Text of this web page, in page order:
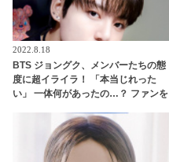
2022.8.18
BTS ジョングク、メンバーたちの態
度に超イライラ！ 「本当じれった
い」 一体何があったの…？ ファンを
する彼のリアクションがかわいすぎ